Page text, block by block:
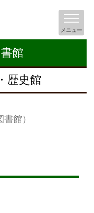
館
歴史館
メニュー
館）